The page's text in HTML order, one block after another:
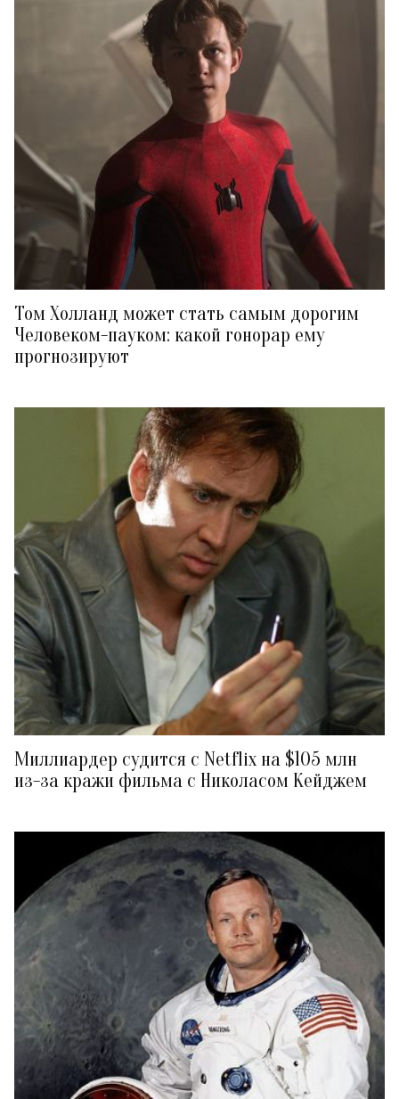
Том Холланд может стать самым дорогим
Человеком-пауком: какой гонорар ему
прогнозируют
Миллиардер судится с Netflix на $105 млн
из-за кражи фильма с Николасом Кейджем